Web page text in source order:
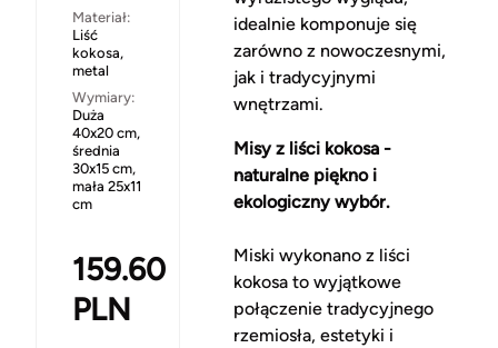
Materiał:
Liść
kokosa,
metal
Wymiary:
Duża
40x20 cm,
średnia
30x15 cm,
mała 25x11
cm
159.60
PLN
idealnie komponuje się
zarówno z nowoczesnymi,
jak i tradycyjnymi
wnętrzami.
Misy z liści kokosa -
naturalne piękno i
ekologiczny wybór.
Miski wykonano z liści
kokosa to wyjątkowe
połączenie tradycyjnego
rzemiosła, estetyki i